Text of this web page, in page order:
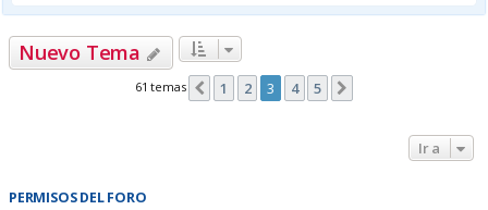
Nuevo Tema
61 temas Anterior
1 2 3 4 5
Ir a
PERMISOS DEL FORO